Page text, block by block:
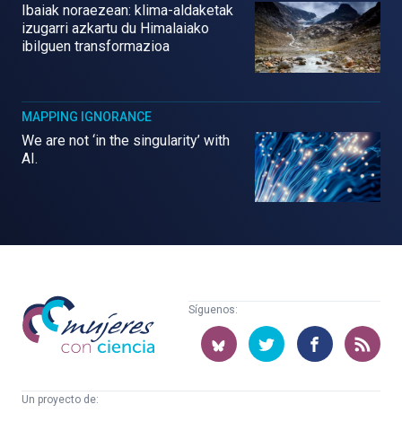
Ibaiak noraezean: klima-aldaketak
izugarri azkartu du Himalaiako
ibilguen transformazioa
MAPPING IGNORANCE
We are not ‘in the singularity’ with
AI.
Mujeres
con
ciencia
Síguenos:
Un proyecto de: